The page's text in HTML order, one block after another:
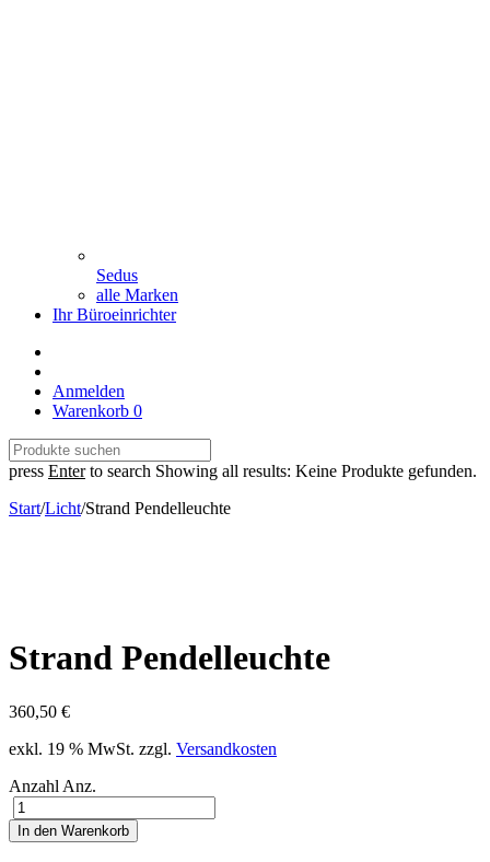
Sedus
alle Marken
Ihr Büroeinrichter
Anmelden
Warenkorb 0
press Enterto search Showing all results: Keine Produkte gefunden.
Start/Licht/Strand Pendelleuchte
Strand Pendelleuchte
360,50 €
exkl. 19 % MwSt. zzgl. Versandkosten
Anzahl Anz.
In den Warenkorb